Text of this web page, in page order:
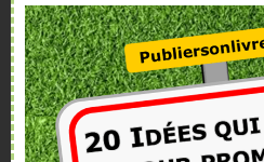
Contact : formulaire site
22. Huguet